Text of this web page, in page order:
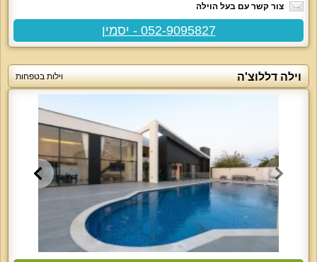
צור קשר עם בעל הוילה
052-9095827 - יסמין
וילה דללוצ'ה וילות בטפחות